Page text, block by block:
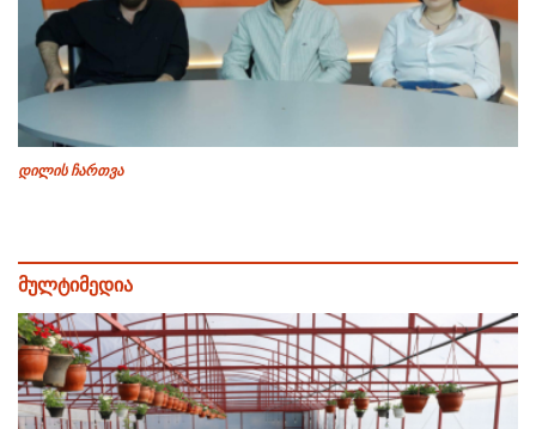
დილის ჩართვა
მულტიმედია